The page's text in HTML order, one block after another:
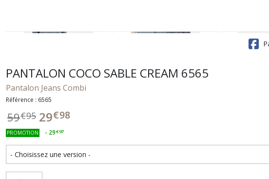
PANTALON COCO SABLE CREAM 6565
Pantalon Jeans Combi
Référence : 6565
59€95 29€98
PROMOTION - 29€97